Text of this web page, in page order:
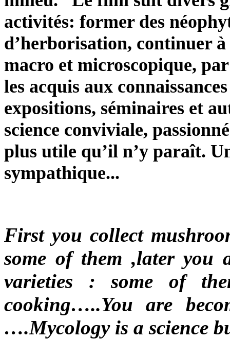
activités: former des
d’herborisation, continuer
macro et microscopique,
les acquis aux
expositions, séminaires et
science conviviale,
plus utile qu’il n’y paraît.
sympathique...
First you collect
some of them ,later you
varieties : some of
cooking…..You are
….Mycology is a science